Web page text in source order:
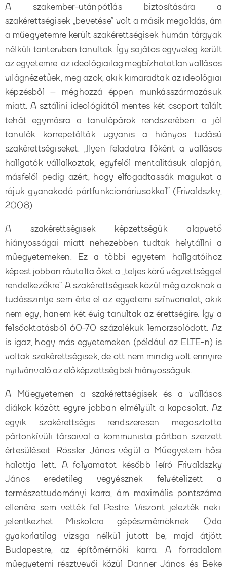
A szakember-utánpótlás biztosítására a
szakérettségisek „bevetése” volt a másik megoldás, ám
a műegyetemre került szakérettségisek humán tárgyak
nélküli tantervben tanultak. Így sajátos egyveleg került
az egyetemre: az ideológiailag megbízhatatlan vallásos
világnézetűek, meg azok, akik kimaradtak az ideológiai
képzésből – méghozzá éppen munkásszármazásuk
miatt. A sztálini ideológiától mentes két csoport talált
tehát egymásra a tanulópárok rendszerében: a jól
tanulók korrepetálták ugyanis a hiányos tudású
szakérettségiseket. „Ilyen feladatra főként a vallásos
hallgatók vállalkoztak, egyfelől mentalitásuk alapján,
másfelől pedig azért, hogy elfogadtassák magukat a
rájuk gyanakodó pártfunkcionáriusokkal” (Frivaldszky,
2008).
A szakérettségisek képzettségük alapvető
hiányosságai miatt nehezebben tudtak helytállni a
műegyetemeken. Ez a többi egyetem hallgatóihoz
képest jobban ráutalta őket a „teljes körű végzettséggel
rendelkezőkre”. A szakérettségisek közül még azoknak a
tudásszintje sem érte el az egyetemi színvonalat, akik
nem egy, hanem két évig tanultak az érettségire. Így a
felsőoktatásból 60-70 százalékuk lemorzsolódott. Az
is igaz, hogy más egyetemeken (például az ELTE-n) is
voltak szakérettségisek, de ott nem mindig volt ennyire
nyilvánvaló az előképzettségbeli hiányosságuk.
A Műegyetemen a szakérettségisek és a vallásos
diákok között egyre jobban elmélyült a kapcsolat. Az
egyik szakérettségis rendszeresen megosztotta
pártonkívüli társaival a kommunista pártban szerzett
értesüléseit: Rössler János végül a Műegyetem hősi
halottja lett. A folyamatot később leíró Frivaldszky
János eredetileg vegyésznek felvételizett a
természettudományi karra, ám maximális pontszáma
ellenére sem vették fel Pestre. Viszont jelezték neki:
jelentkezhet Miskolcra gépészmérnöknek. Oda
gyakorlatilag vizsga nélkül jutott be, majd átjött
Budapestre, az építőmérnöki karra. A forradalom
műegyetemi résztvevői közül Danner János és Beke